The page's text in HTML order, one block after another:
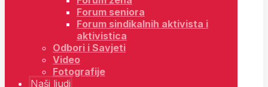
Forum seniora
Forum sindikalnih aktivista i
aktivistica
Odbori i Savjeti
Video
Fotografije
Naši ljudi